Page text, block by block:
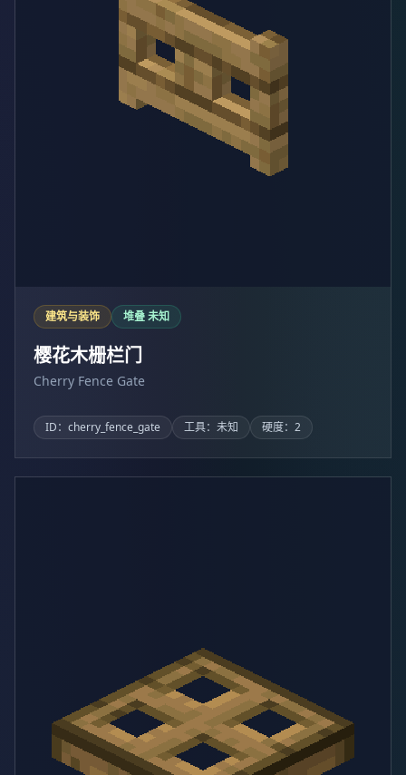
建筑与装饰 堆叠 未知
樱花木栅栏门
Cherry Fence Gate
ID：cherry_fence_gate 工具：未知 硬度：2